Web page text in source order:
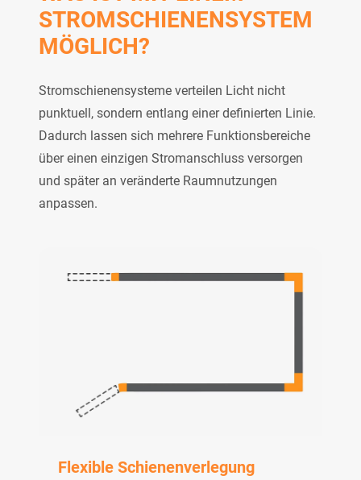
STROMSCHIENENSYSTEM
MÖGLICH?
Stromschienensysteme verteilen Licht nicht
punktuell, sondern entlang einer definierten Linie.
Dadurch lassen sich mehrere Funktionsbereiche
über einen einzigen Stromanschluss versorgen
und später an veränderte Raumnutzungen
anpassen.
Flexible Schienenverlegung